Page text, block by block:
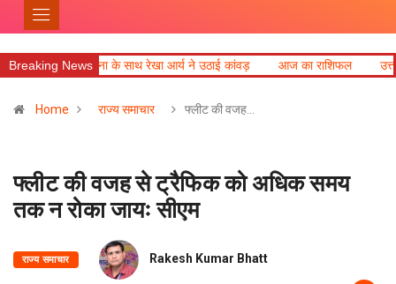
Breaking News
के साथ रेखा आर्य ने उठाई कांवड़ आज का राशिफल उत्तराखंड की बेटी
Home राज्य समाचार फ्लीट की वजह…
फ्लीट की वजह से ट्रैफिक को अधिक समय
तक न रोका जायः सीएम
राज्य समाचार Rakesh Kumar Bhatt